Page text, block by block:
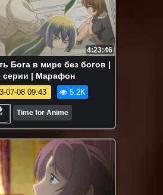
4:23:46
Бога в мире без богов |
серии | Марафон
07-08 09:43 5.2K
Time for Anime